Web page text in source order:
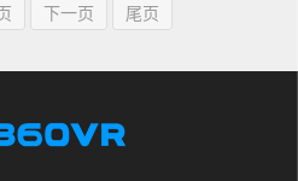
下一页 尾页